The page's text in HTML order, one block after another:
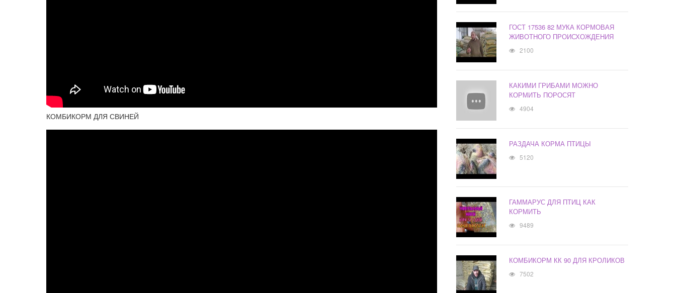
КОМБИКОРМ ДЛЯ СВИНЕЙ
ГОСТ 17536 82 МУКА КОРМОВАЯ
ЖИВОТНОГО ПРОИСХОЖДЕНИЯ
2100
КАКИМИ ГРИБАМИ МОЖНО
КОРМИТЬ ПОРОСЯТ
4904
РАЗДАЧА КОРМА ПТИЦЫ
5120
ГАММАРУС ДЛЯ ПТИЦ КАК
КОРМИТЬ
9489
КОМБИКОРМ КК 90 ДЛЯ КРОЛИКОВ
7502